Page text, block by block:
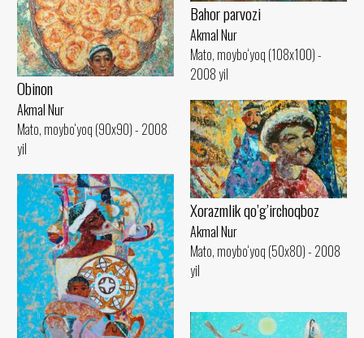
Bahor parvozi
Akmal Nur
Mato, moybo‘yoq (108x100) -
2008 yil
Obinon
Akmal Nur
Mato, moybo‘yoq (90x90) - 2008
yil
Xorazmlik qo’g’irchoqboz
Akmal Nur
Mato, moybo‘yoq (50x80) - 2008
yil